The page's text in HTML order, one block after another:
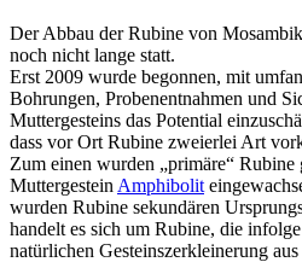
Der Abbau der Rubine von
noch nicht lange statt.
Erst 2009 wurde begonnen, mit
Bohrungen, Probenentnahmen und
Muttergesteins das Potential
dass vor Ort Rubine zweierlei Art
Zum einen wurden „primäre“ Rubine
Muttergestein Amphibolit
wurden Rubine sekundären
handelt es sich um Rubine, die
natürlichen Gesteinszerkleinerung